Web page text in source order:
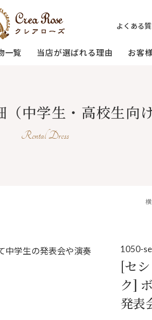
よくある
一覧
レス
向け)
フォーマル
(おばあ様向け)
当店が選ばれる理由 お客
[宅配]
試着・レンタルの流れ
オーダードレス
（中学生・高校生向
Rental Dress
1050-
[セ
ク]
発表